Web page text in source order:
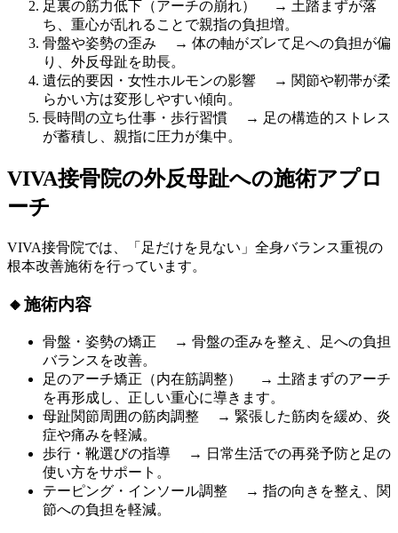
足裏の筋力低下（アーチの崩れ） → 土踏まずが落
ち、重心が乱れることで親指の負担増。
骨盤や姿勢の歪み → 体の軸がズレて足への負担が偏
り、外反母趾を助長。
遺伝的要因・女性ホルモンの影響 → 関節や靭帯が柔
らかい方は変形しやすい傾向。
長時間の立ち仕事・歩行習慣 → 足の構造的ストレス
が蓄積し、親指に圧力が集中。
VIVA接骨院の外反母趾への施術アプロ
ーチ
VIVA接骨院では、「足だけを見ない」全身バランス重視の
根本改善施術を行っています。
🔸施術内容
骨盤・姿勢の矯正 → 骨盤の歪みを整え、足への負担
バランスを改善。
足のアーチ矯正（内在筋調整） → 土踏まずのアーチ
を再形成し、正しい重心に導きます。
母趾関節周囲の筋肉調整 → 緊張した筋肉を緩め、炎
症や痛みを軽減。
歩行・靴選びの指導 → 日常生活での再発予防と足の
使い方をサポート。
テーピング・インソール調整 → 指の向きを整え、関
節への負担を軽減。